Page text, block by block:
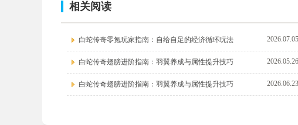
相关阅读
白蛇传奇零氪玩家指南：自给自足的经济循环玩法 2026.07.05
白蛇传奇翅膀进阶指南：羽翼养成与属性提升技巧 2026.05.26
白蛇传奇翅膀进阶指南：羽翼养成与属性提升技巧 2026.06.23